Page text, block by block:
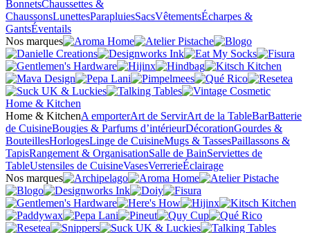
BonnetsChaussettes &
ChaussonsLunettesParapluiesSacsVêtementsÉcharpes &
GantsÉventails
Nos marques
Home & Kitchen
Home & KitchenA emporterArt de ServirArt de la TableBarBatterie
de CuisineBougies & Parfums d’intérieurDécorationGourdes &
BouteillesHorlogesLinge de CuisineMugs & TassesPaillassons &
TapisRangement & OrganisationSalle de BainServiettes de
TableUstensiles de CuisineVasesVerrerieÉclairage
Nos marques